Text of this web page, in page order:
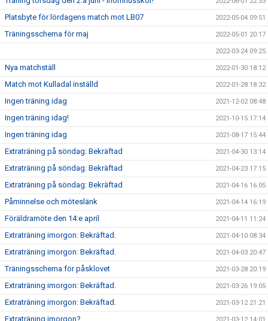
Platsbyte för lördagens match mot LB07 2022-05-04 09:51
Träningsschema för maj 2022-05-01 20:17
2022-03-24 09:25
Nya matchställ 2022-01-30 18:12
Match mot Kulladal inställd 2022-01-28 18:32
Ingen träning idag 2021-12-02 08:48
Ingen träning idag! 2021-10-15 17:14
Ingen träning idag 2021-08-17 15:44
Extraträning på söndag: Bekräftad 2021-04-30 13:14
Extraträning på söndag: Bekräftad 2021-04-23 17:15
Extraträning på söndag: Bekräftad 2021-04-16 16:05
Påminnelse och möteslänk 2021-04-14 16:19
Föräldramöte den 14:e april 2021-04-11 11:24
Extraträning imorgon: Bekräftad. 2021-04-10 08:34
Extraträning imorgon: Bekräftad. 2021-04-03 20:47
Träningsschema för påsklovet 2021-03-28 20:19
Extraträning imorgon: Bekräftad. 2021-03-26 19:05
Extraträning imorgon: Bekräftad. 2021-03-12 21:21
Extraträning imorgon?